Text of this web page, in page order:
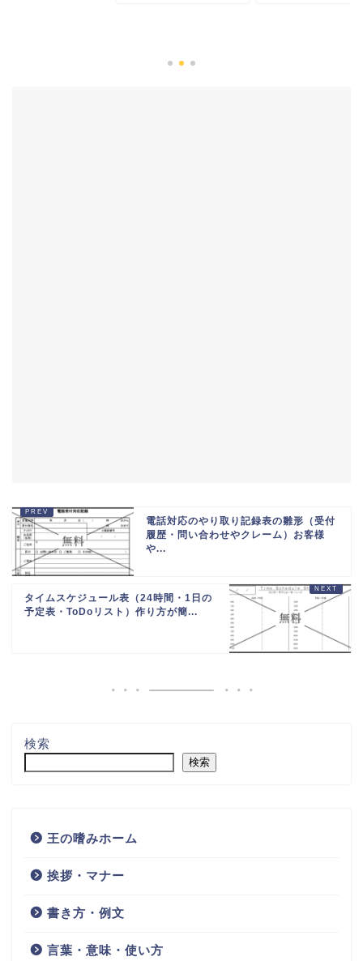
電話対応のやり取り記録表の雛形（受付
履歴・問い合わせやクレーム）お客様
や...
タイムスケジュール表（24時間・1日の
予定表・ToDoリスト）作り方が簡...
検索
検索
王の嗜みホーム
挨拶・マナー
書き方・例文
言葉・意味・使い方